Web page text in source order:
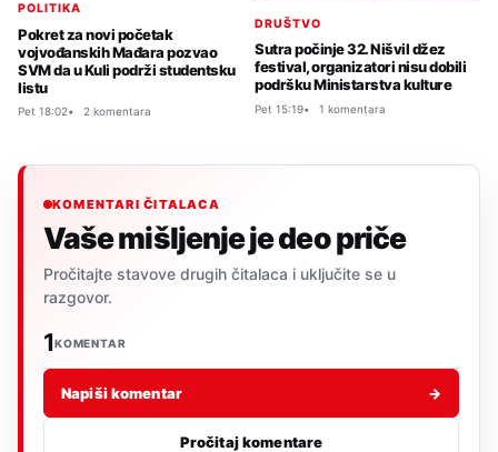
POLITIKA
Pokret za novi početak
vojvođanskih Mađara pozvao
SVM da u Kuli podrži studentsku
listu
Pet 18:02 2 komentara
DRUŠTVO
Sutra počinje 32. Nišvil džez
festival, organizatori nisu dobili
podršku Ministarstva kulture
Pet 15:19 1 komentara
KOMENTARI ČITALACA
Vaše mišljenje je deo priče
Pročitajte stavove drugih čitalaca i uključite se u
razgovor.
1KOMENTAR
Napiši komentar →
Pročitaj komentare